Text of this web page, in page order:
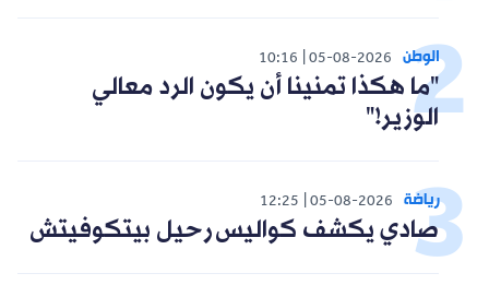
الوطن 05-08-2026
10:16
"ما هكذا تمنينا أن يكون الرد معالي
الوزير!"
رياضة 05-08-2026
12:25
صادي يكشف كواليس رحيل بيتكوفيتش